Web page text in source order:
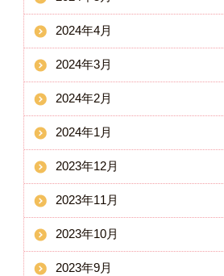
2024年4月
2024年3月
2024年2月
2024年1月
2023年12月
2023年11月
2023年10月
2023年9月